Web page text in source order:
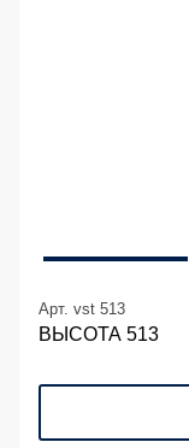
Арт. vst 513
ВЫСОТА 513